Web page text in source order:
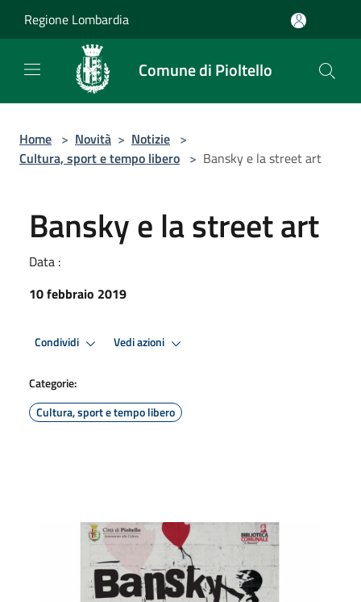
Regione Lombardia
Comune di Pioltello
Home > Novità > Notizie >
Cultura, sport e tempo libero > Bansky e la street art
Bansky e la street art
Data :
10 febbraio 2019
Condividi Vedi azioni
Categorie:
Cultura, sport e tempo libero